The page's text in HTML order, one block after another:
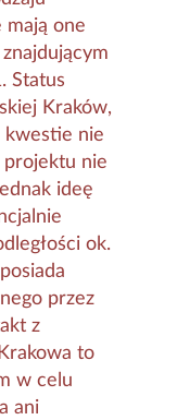
mają one
Status
Kraków,
kwestie nie
projektu nie
ideę
ok.
przez
z
to
w celu
ani